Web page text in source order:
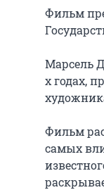
Фильм
Марсель
х годах,
Фильм
самых